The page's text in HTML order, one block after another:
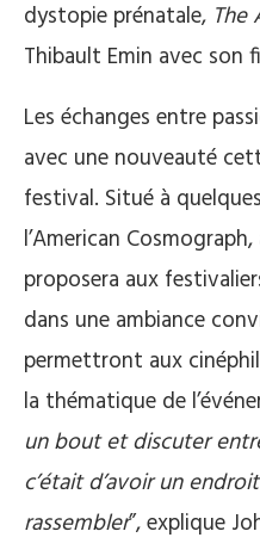
dystopie prénatale, The
Thibault Emin avec son
Les échanges entre
avec une nouveauté
festival. Situé à
l’American
proposera aux
dans une ambiance
permettront aux
la thématique de
un bout et discuter
c’était d’avoir un
rassembler”, explique